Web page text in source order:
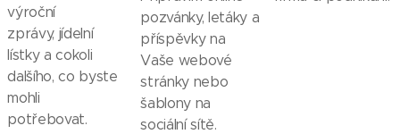
výroční
zprávy, jídelní
lístky a cokoli
dalšího, co byste
mohli
potřebovat.
pozvánky, letáky a
příspěvky na
Vaše webové
stránky nebo
šablony na
sociální sítě.